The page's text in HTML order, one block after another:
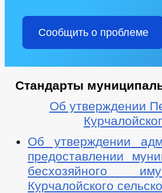
Сообщить о проблеме
Стандарты
Об утверждении
Об утверждении
предоставлении
бесхозяйного
Курчалойского